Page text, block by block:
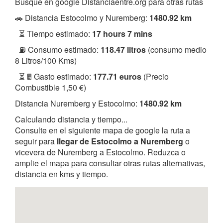
🚗 Distancia Estocolmo y Nuremberg: 1480.92 km
⏳ Tiempo estimado: 17 hours 7 mins
⛽ Consumo estimado: 118.47 litros (consumo medio
8 Litros/100 Kms)
⏳ 🖩 Gasto estimado: 177.71 euros (Precio
Combustible 1,50 €)
Distancia Nuremberg y Estocolmo: 1480.92 km
Calculando distancia y tiempo...
Consulte en el siguiente mapa de google la ruta a
seguir para llegar de Estocolmo a Nuremberg o
vicevera de Nuremberg a Estocolmo. Reduzca o
amplie el mapa para consultar otras rutas alternativas,
distancia en kms y tiempo.